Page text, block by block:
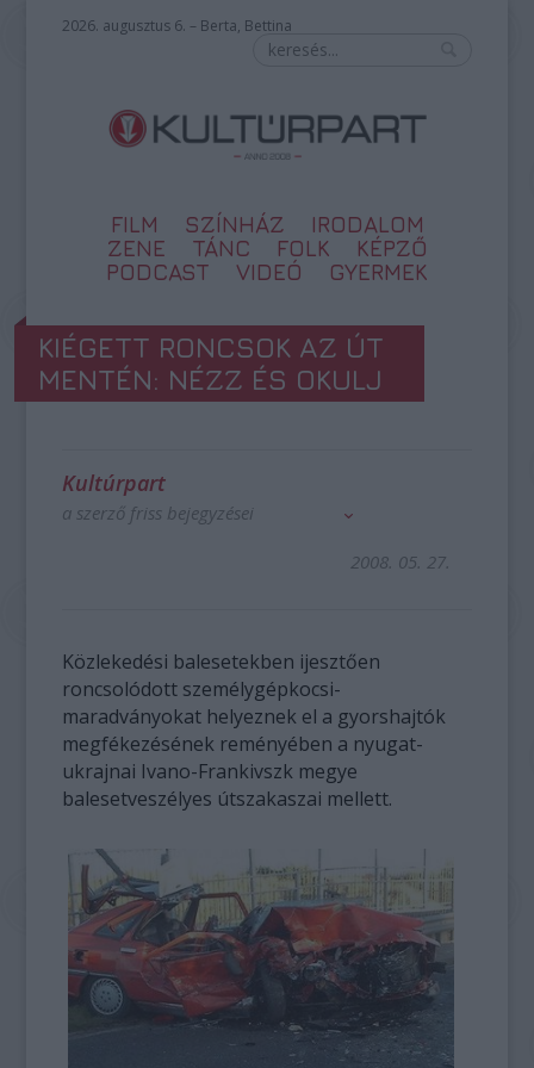
2026. augusztus 6. – Berta, Bettina
FILM SZÍNHÁZ
IRODALOM
ZENE
TÁNC FOLK
KÉPZŐ
PODCAST
VIDEÓ GYERMEK
KIÉGETT RONCSOK AZ ÚT
MENTÉN: NÉZZ ÉS OKULJ
Kultúrpart
a szerző friss bejegyzései
2008. 05. 27.
Közlekedési balesetekben ijesztően
roncsolódott személygépkocsi-
maradványokat helyeznek el a gyorshajtók
megfékezésének reményében a nyugat-
ukrajnai Ivano-Frankivszk megye
balesetveszélyes útszakaszai mellett.